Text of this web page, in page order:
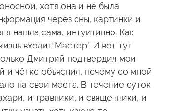
хотя она и не была
через сны, картинки и
я нашла сама, интуитивно. Как
входит Мастер". И вот тут
Дмитрий подтвердил мои
и чётко объяснил, почему со мной
на свои места. В течение суток
и травники, и священники, и